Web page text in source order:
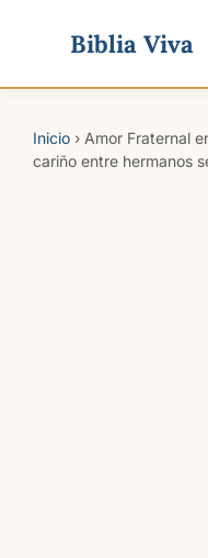
Biblia Viva
Inicio › Amor Fraternal
cariño entre hermanos